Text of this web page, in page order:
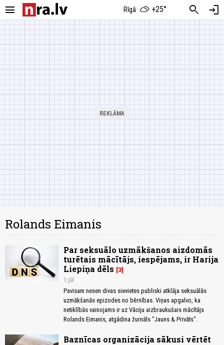
menu Rīgā +25° search login
Rolands Eimanis
Par seksuālo uzmākšanos aizdomās
turētais mācītājs, iespējams, ir Harija
Liepiņa dēls 3
1.jūl
Pavisam nesen divas sievietes publiski atklāja seksuālās
uzmākšanās epizodes no bērnības. Viņas apgalvo, ka
netiklībās vainojams ir uz Vāciju aizbraukušais mācītājs
Rolands Eimanis, atgādina žurnāls "Jauns & Privāts".
Baznīcas organizācija sākusi vērtēt